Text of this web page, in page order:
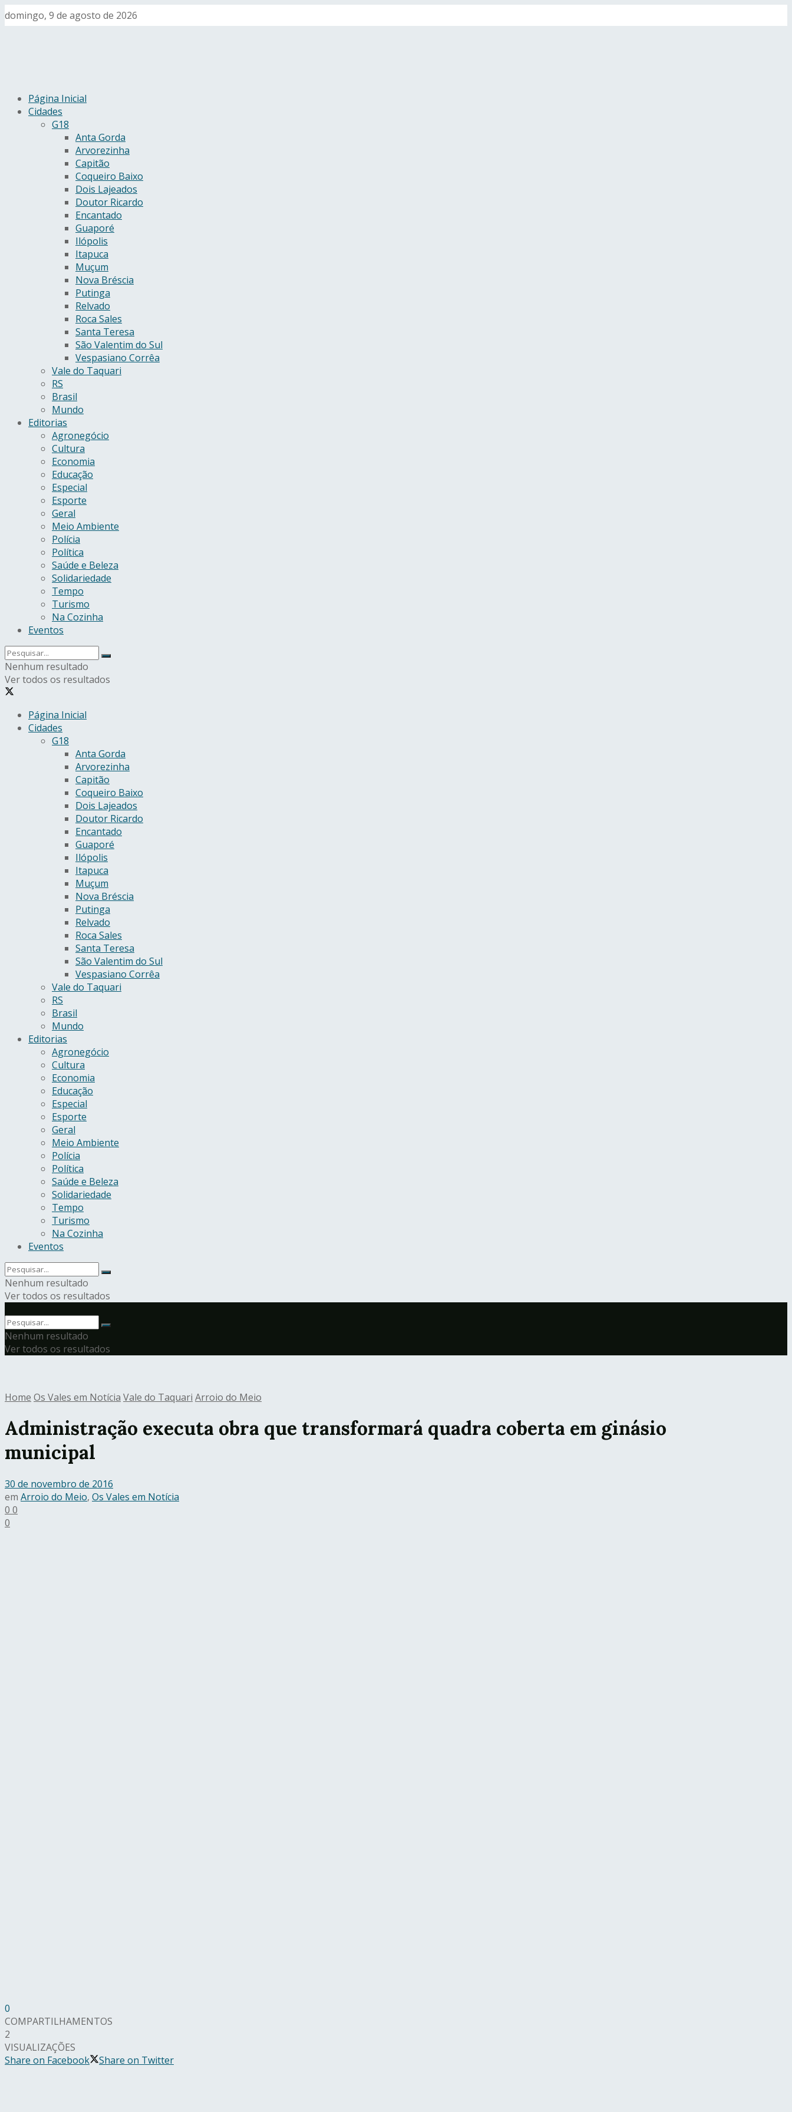
domingo, 9 de agosto de 2026
Página Inicial
Cidades
G18
Anta Gorda
Arvorezinha
Capitão
Coqueiro Baixo
Dois Lajeados
Doutor Ricardo
Encantado
Guaporé
Ilópolis
Itapuca
Muçum
Nova Bréscia
Putinga
Relvado
Roca Sales
Santa Teresa
São Valentim do Sul
Vespasiano Corrêa
Vale do Taquari
RS
Brasil
Mundo
Editorias
Agronegócio
Cultura
Economia
Educação
Especial
Esporte
Geral
Meio Ambiente
Polícia
Política
Saúde e Beleza
Solidariedade
Tempo
Turismo
Na Cozinha
Eventos
Nenhum resultado
Ver todos os resultados
Página Inicial
Cidades
G18
Anta Gorda
Arvorezinha
Capitão
Coqueiro Baixo
Dois Lajeados
Doutor Ricardo
Encantado
Guaporé
Ilópolis
Itapuca
Muçum
Nova Bréscia
Putinga
Relvado
Roca Sales
Santa Teresa
São Valentim do Sul
Vespasiano Corrêa
Vale do Taquari
RS
Brasil
Mundo
Editorias
Agronegócio
Cultura
Economia
Educação
Especial
Esporte
Geral
Meio Ambiente
Polícia
Política
Saúde e Beleza
Solidariedade
Tempo
Turismo
Na Cozinha
Eventos
Nenhum resultado
Ver todos os resultados
Nenhum resultado
Ver todos os resultados
Home Os Vales em Notícia Vale do Taquari Arroio do Meio
Administração executa obra que transformará quadra coberta em ginásio
municipal
30 de novembro de 2016
em Arroio do Meio, Os Vales em Notícia
0 0
0
0
COMPARTILHAMENTOS
2
VISUALIZAÇÕES
Share on Facebook
Share on Twitter